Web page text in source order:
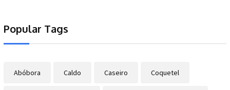
Popular Tags
Abóbora Caldo Caseiro Coquetel